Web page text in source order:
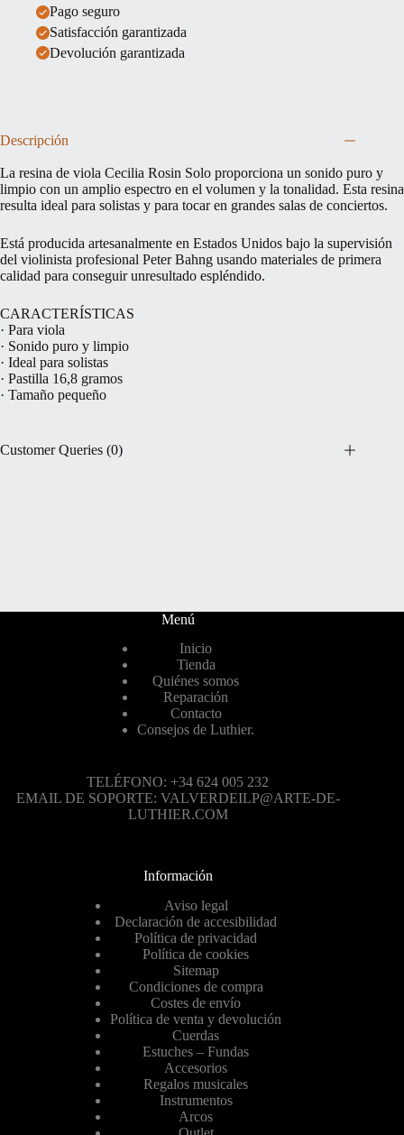
Pago seguro
Satisfacción garantizada
Devolución garantizada
Descripción
La resina de viola Cecilia Rosin Solo proporciona un sonido puro y
limpio con un amplio espectro en el volumen y la tonalidad. Esta resina
resulta ideal para solistas y para tocar en grandes salas de conciertos.
Está producida artesanalmente en Estados Unidos bajo la supervisión
del violinista profesional Peter Bahng usando materiales de primera
calidad para conseguir unresultado espléndido.
CARACTERÍSTICAS
· Para viola
· Sonido puro y limpio
· Ideal para solistas
· Pastilla 16,8 gramos
· Tamaño pequeño
Customer Queries (0)
Menú
Inicio
Tienda
Quiénes somos
Reparación
Contacto
Consejos de Luthier.
TELÉFONO: +34 624 005 232
EMAIL DE SOPORTE: VALVERDEILP@ARTE-DE-
LUTHIER.COM
Información
Aviso legal
Declaración de accesibilidad
Política de privacidad
Política de cookies
Sitemap
Condiciones de compra
Costes de envío
Política de venta y devolución
Cuerdas
Estuches – Fundas
Accesorios
Regalos musicales
Instrumentos
Arcos